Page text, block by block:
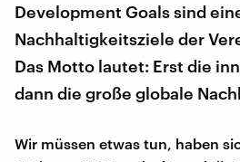
Development Goals sind
Nachhaltigkeitsziele der
Das Motto lautet: Erst die
dann die große globale
Wir müssen etwas tun, haben